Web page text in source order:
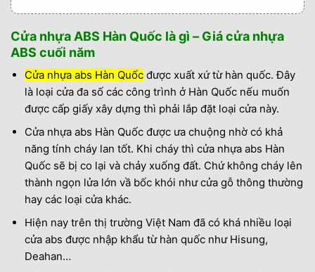
Cửa nhựa ABS Hàn Quốc là gì – Giá cửa nhựa
ABS cuối năm
Cửa nhựa abs Hàn Quốcđược xuất xứ từ hàn quốc. Đây
là loại cửa đa số các công trình ở Hàn Quốc nếu muốn
được cấp giấy xây dựng thì phải lắp đặt loại cửa này.
Cửa nhựa abs Hàn Quốc được ưa chuộng nhờ có khả
năng tính cháy lan tốt. Khi cháy thì cửa nhựa abs Hàn
Quốc sẽ bị co lại và chảy xuống đất. Chứ không cháy lên
thành ngọn lửa lớn vầ bốc khói như cửa gỗ thông thường
hay các loại cửa khác.
Hiện nay trên thị trường Việt Nam đã có khá nhiều loại
cửa abs được nhập khẩu từ hàn quốc như Hisung,
Deahan…